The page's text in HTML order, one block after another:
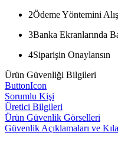
2Ödeme Yöntemini
3Banka Ekranlarında
4Siparişin Onaylansın
Ürün Güvenliği Bilgileri
ButtonIcon
Sorumlu Kişi
Üretici Bilgileri
Ürün Güvenlik Görselleri
Güvenlik Açıklamaları ve